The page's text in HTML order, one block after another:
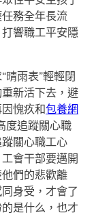
務全年長流
響職工平安隱
晴雨表”輕輕閉
新活下去，避
愧疚和包養網
度追蹤關心職
關心職工心
會干部要邁開
們的悲歡離
身受，才會了
是什么，也才